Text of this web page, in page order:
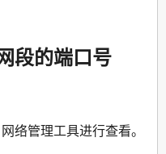
段的端口号
络管理工具进行查看。